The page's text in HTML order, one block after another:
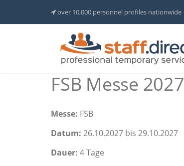
over 10,000 personnel profiles nationwide
FSB Messe 2027
Messe: FSB
Datum: 26.10.2027 bis 29.10.2027
Dauer: 4 Tage